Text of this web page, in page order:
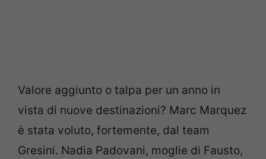
Valore aggiunto o talpa per un anno in
vista di nuove destinazioni? Marc Marquez
è stata voluto, fortemente, dal team
Gresini. Nadia Padovani, moglie di Fausto,